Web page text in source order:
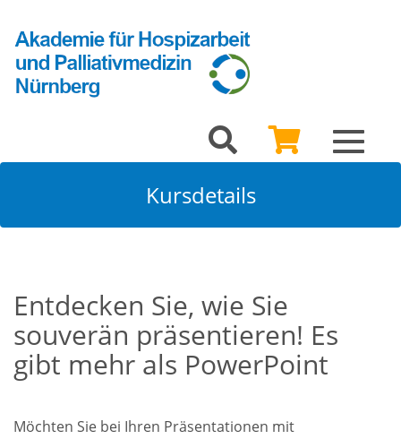
Toggle
Kursdetails
Entdecken Sie, wie Sie
souverän präsentieren! Es
gibt mehr als PowerPoint
Möchten Sie bei Ihren Präsentationen mit